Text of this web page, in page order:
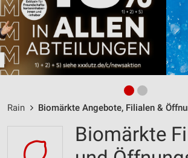
Rain Biomärkte Angebote, Filialen &
Biomärkte